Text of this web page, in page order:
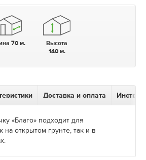
70 м.
Высота
140 м.
Доставка и оплата
«Благо» подходит для
на открытом грунте, так и в